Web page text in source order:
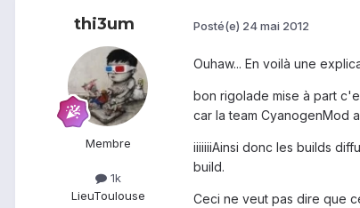
thi3um
Membre
1k
LieuToulouse
Posté(e) 24 mai 2012
Ouhaw... En voilà une
bon rigolade mise à part
car la team CyanogenMod
iiiiiiiAinsi donc les builds
build.
Ceci ne veut pas dire que